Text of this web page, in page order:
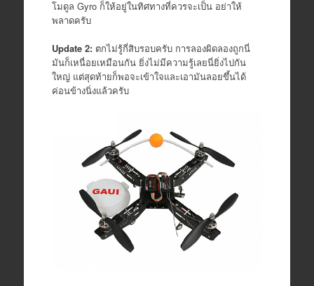
โมดูล Gyro ก็ให้อยู่ในทิศทางที่ควรจะเป็น อย่าให้
พลาดครับ
Update 2:ตกไม่รู้กี่สิบรอบครับ การลองผิดลองถูกนี่
มันก็เหนื่อยเหมือนกัน ยิ่งไม่มีความรู้เลยนี่ยิ่งไปกัน
ใหญ่ แต่สุดท้ายก็พอจะเข้าใจและเอามันลอยขึ้นได้
ค่อนข้างนิ่งแล้วครับ